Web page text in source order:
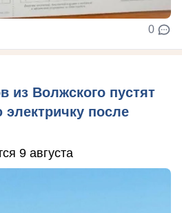
0
из Волжского пустят
после
9 августа